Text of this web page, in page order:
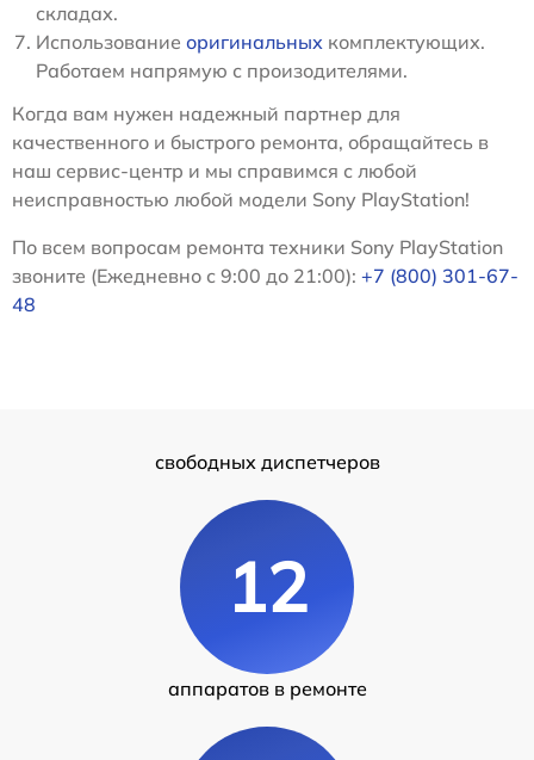
складах.
Использование оригинальных комплектующих.
Работаем напрямую с произодителями.
Когда вам нужен надежный партнер для
качественного и быстрого ремонта, обращайтесь в
наш сервис-центр и мы справимся с любой
неисправностью любой модели Sony PlayStation!
По всем вопросам ремонта техники Sony PlayStation
звоните (Ежедневно с 9:00 до 21:00): +7 (800) 301-67-
48
свободных диспетчеров
12
аппаратов в ремонте